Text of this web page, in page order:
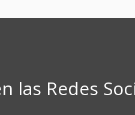
las Redes